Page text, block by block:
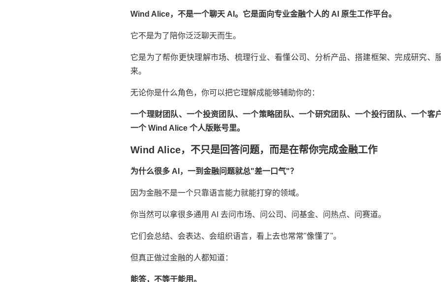
Wind Alice，不是一个聊天 AI。它是面向专业金融个人的 AI 原生工作平台。
它不是为了陪你泛泛聊天而生。
它是为了帮你更快理解市场、梳理行业、看懂公司、分析产品、搭建框架、完成研究、
来。
无论你是什么角色，你可以把它理解成能够辅助你的：
一个理财团队、一个投资团队、一个策略团队、一个研究团队、一个投行团队、一个
一个 Wind Alice 个人版账号里。
Wind Alice，不只是回答问题，而是在帮你完成金融工作
为什么很多 AI，一到金融问题就总"差一口气"？
因为金融不是一个只靠语言能力就能打穿的领域。
你当然可以拿很多通用 AI 去问市场、问公司、问基金、问热点、问赛道。
它们会总结、会表达、会组织语言，看上去也常常"像懂了"。
但真正做过金融的人都知道：
能答，不等于能用。